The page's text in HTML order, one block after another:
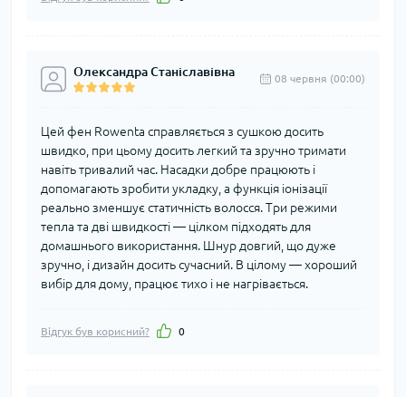
Олександра Станіславівна 08 червня (00:00)
Цей фен Rowenta справляється з сушкою досить
швидко, при цьому досить легкий та зручно тримати
навіть тривалий час. Насадки добре працюють і
допомагають зробити укладку, а функція іонізації
реально зменшує статичність волосся. Три режими
тепла та дві швидкості — цілком підходять для
домашнього використання. Шнур довгий, що дуже
зручно, і дизайн досить сучасний. В цілому — хороший
вибір для дому, працює тихо і не нагрівається.
Відгук був корисний? 0